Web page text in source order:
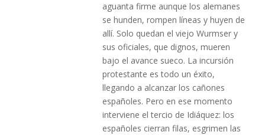
aguanta firme aunque los alemanes
se hunden, rompen líneas y huyen de
allí. Solo quedan el viejo Wurmser y
sus oficiales, que dignos, mueren
bajo el avance sueco. La incursión
protestante es todo un éxito,
llegando a alcanzar los cañones
españoles. Pero en ese momento
interviene el tercio de Idiáquez: los
españoles cierran filas, esgrimen las